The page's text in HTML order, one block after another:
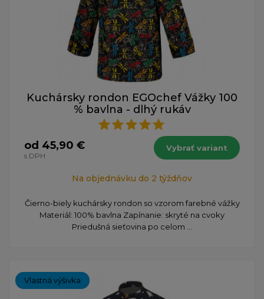
Kuchársky rondon EGOchef Vážky 100
% bavlna - dlhý rukáv
od 45,90 €
s DPH
Vybrať variant
Na objednávku do 2 týždňov
Čierno-biely kuchársky rondon so vzorom farebné vážky
Materiál: 100% bavlna Zapínanie: skryté na cvoky
Priedušná sieťovina po celom ...
Vlastná výšivka